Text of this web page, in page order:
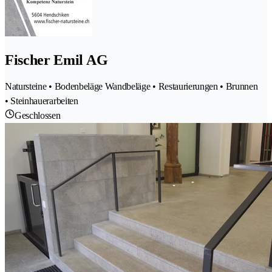
Fischer Emil AG
Natursteine • Bodenbeläge Wandbeläge • Restaurierungen • Brunnen
• Steinhauerarbeiten
Geschlossen